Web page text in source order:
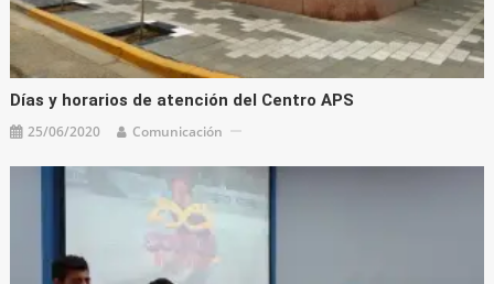
Días y horarios de atención del Centro APS
25/06/2020 Comunicación